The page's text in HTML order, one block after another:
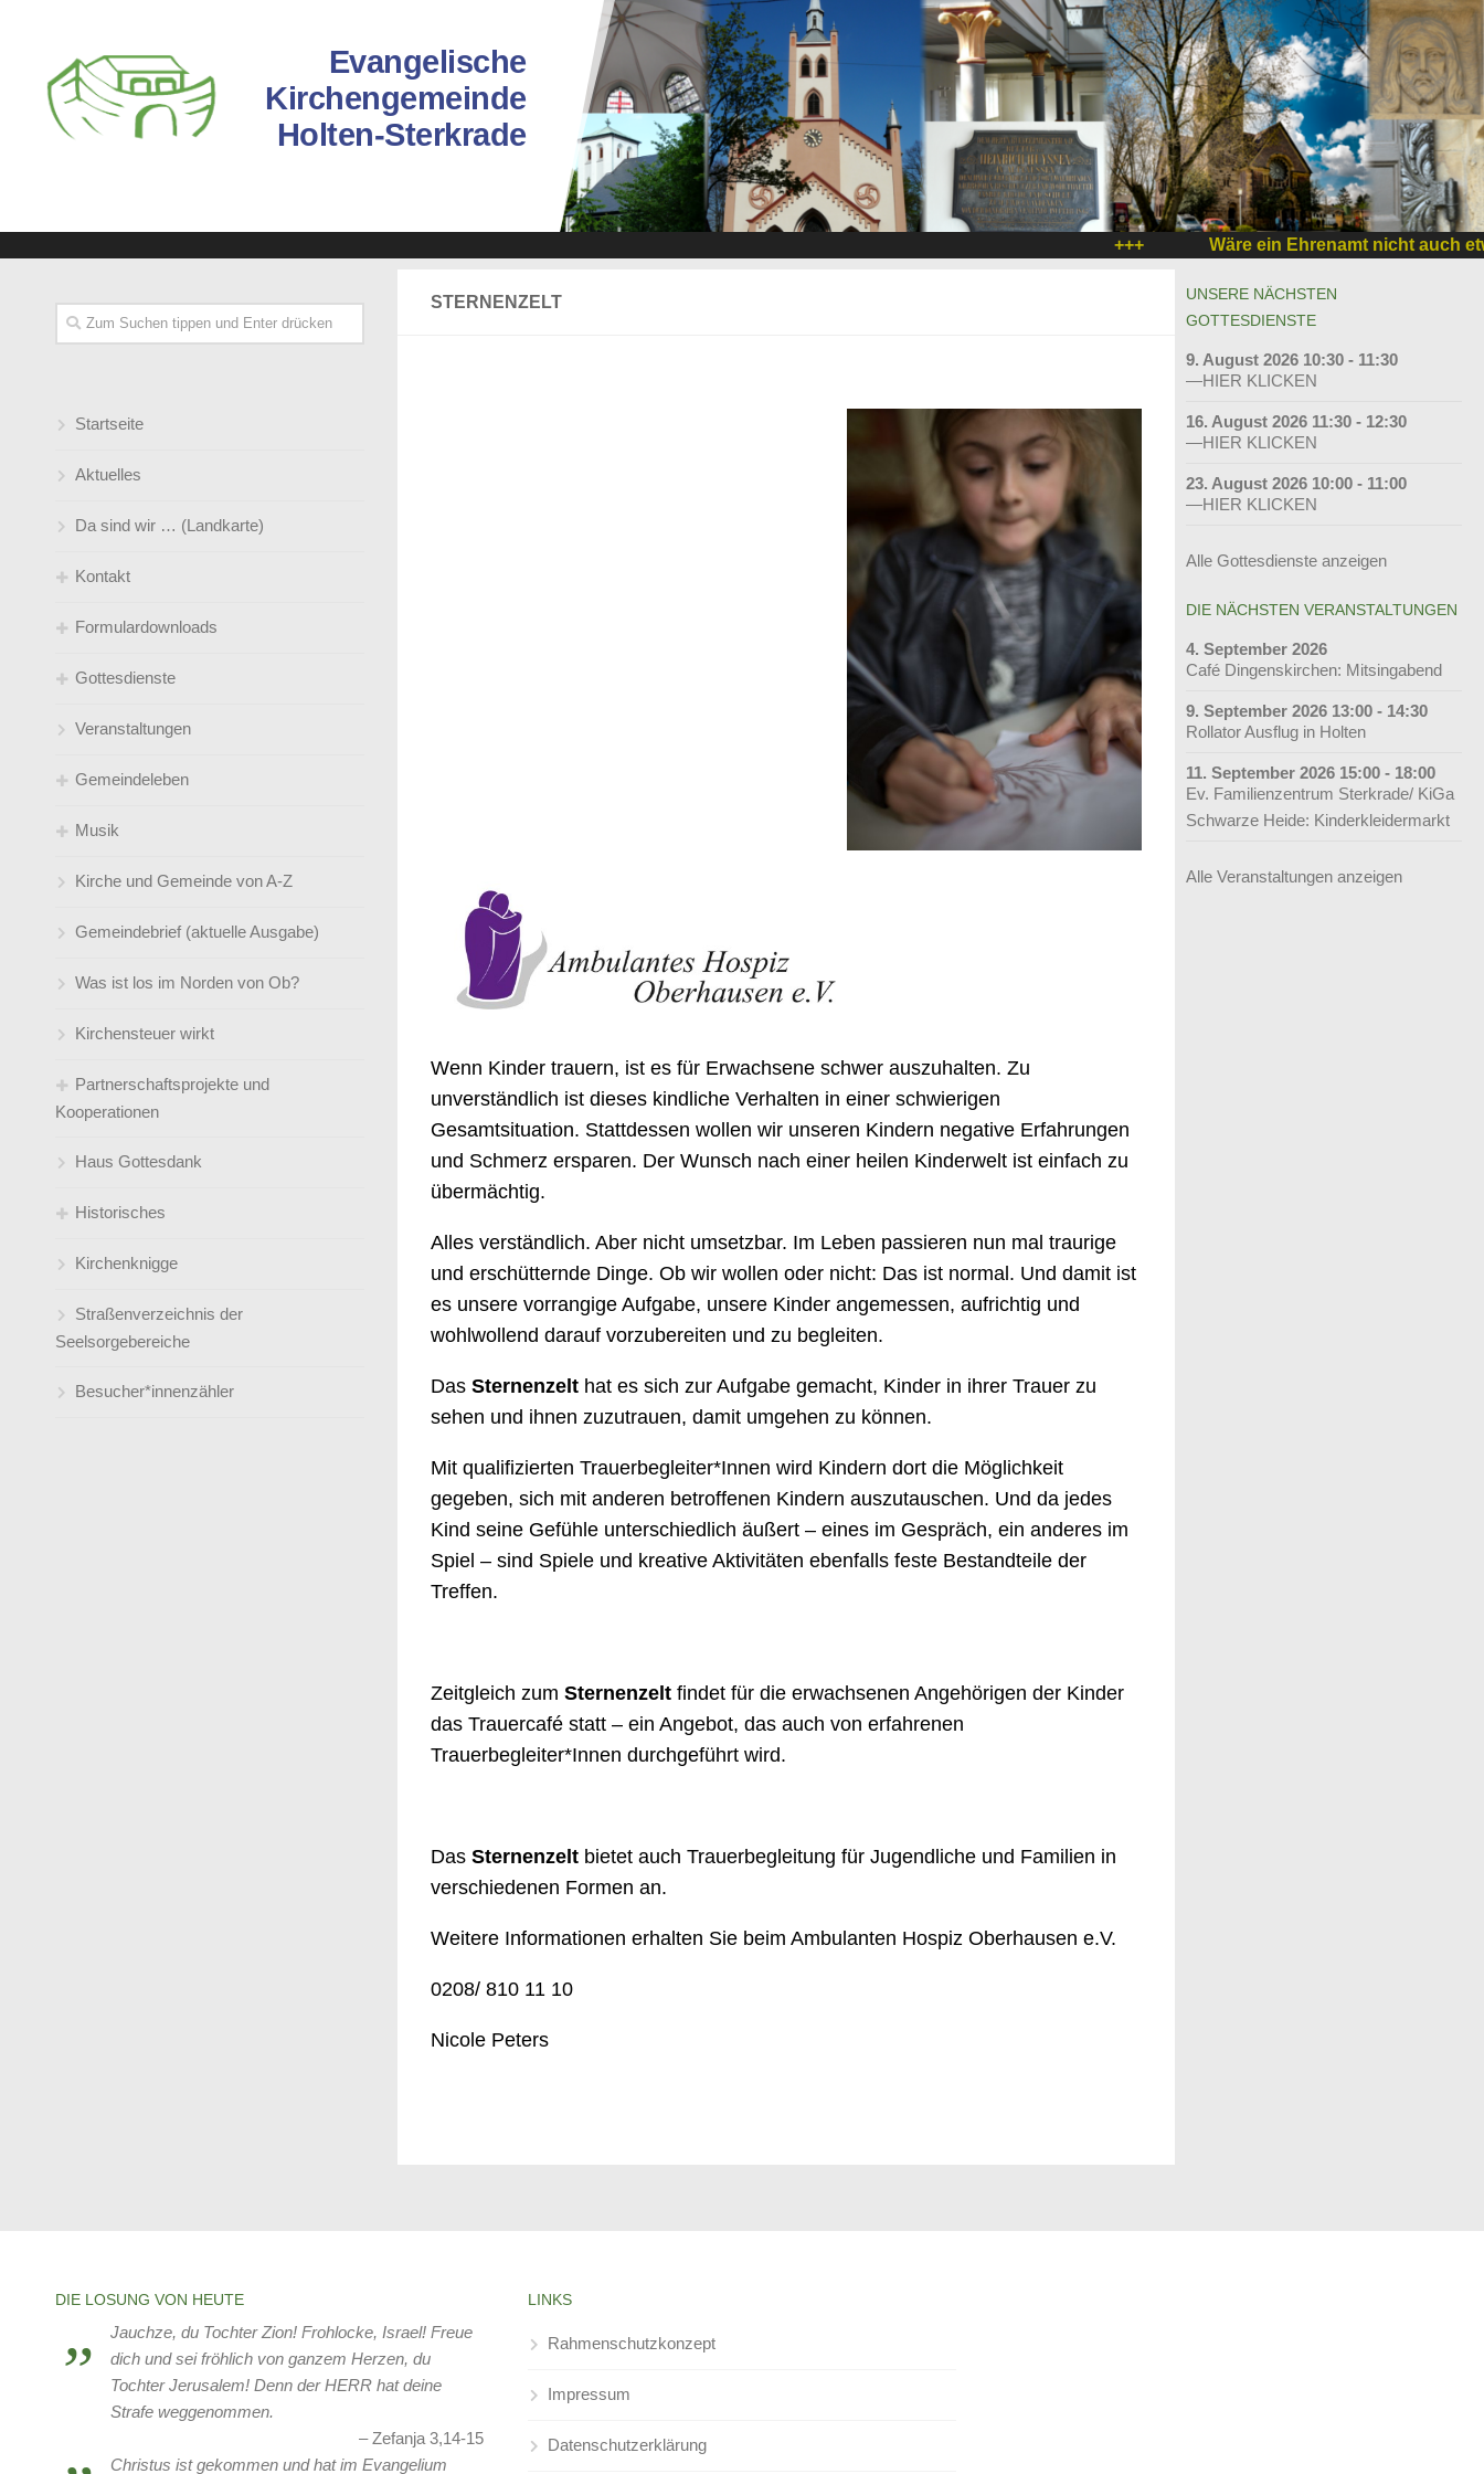
Evangelische
Kirchengemeinde
Holten-Sterkrade
Wäre ein Ehrenamt nicht auch
STERNENZELT
Wenn Kinder trauern, ist es für Erwachsene schwer auszuhalten. Zu
unverständlich ist dieses kindliche Verhalten in einer schwierigen
Gesamtsituation. Stattdessen wollen wir unseren Kindern negative Erfahrungen
und Schmerz ersparen. Der Wunsch nach einer heilen Kinderwelt ist einfach zu
übermächtig.
Alles verständlich. Aber nicht umsetzbar. Im Leben passieren nun mal traurige
und erschütternde Dinge. Ob wir wollen oder nicht: Das ist normal. Und damit ist
es unsere vorrangige Aufgabe, unsere Kinder angemessen, aufrichtig und
wohlwollend darauf vorzubereiten und zu begleiten.
Das Sternenzelt hat es sich zur Aufgabe gemacht, Kinder in ihrer Trauer zu
sehen und ihnen zuzutrauen, damit umgehen zu können.
Mit qualifizierten Trauerbegleiter*Innen wird Kindern dort die Möglichkeit
gegeben, sich mit anderen betroffenen Kindern auszutauschen. Und da jedes
Kind seine Gefühle unterschiedlich äußert – eines im Gespräch, ein anderes im
Spiel – sind Spiele und kreative Aktivitäten ebenfalls feste Bestandteile der
Treffen.
Zeitgleich zum Sternenzelt findet für die erwachsenen Angehörigen der Kinder
das Trauercafé statt – ein Angebot, das auch von erfahrenen
Trauerbegleiter*Innen durchgeführt wird.
Das Sternenzelt bietet auch Trauerbegleitung für Jugendliche und Familien in
verschiedenen Formen an.
Weitere Informationen erhalten Sie beim Ambulanten Hospiz Oberhausen e.V.
0208/ 810 11 10
Nicole Peters
Startseite
Aktuelles
Da sind wir … (Landkarte)
Kontakt
Gemeindebüro
Pfarrer*innen
Küster
Jugendleiter*innen
Kirchenmusik
Kindertageseinrichtungen / Leitungen
Telefonverzeichnis und Mailadressen
Formulardownloads
Kirchen(-wieder-)eintritt
Taufe/ Trauung
Gottesdienste
Gottesdienstübersicht ( Predigtplan)
So feiern wir Gottesdienst
Klingelbeutel- online
Sprüche zur Konfirmation
Veranstaltungen
Gemeindeleben
Angebote für jedes Alter
Umweltgruppe
Satt an der Friki! Ganzjähriges
Steinbrinkstraße
Musik
der Gemeinde
gemeindeverbunden
Kirche und Gemeinde von A-Z
Gemeindebrief (aktuelle Ausgabe)
Was ist los im Norden von Ob?
Kirchensteuer wirkt
Partnerschaftsprojekte und
Kooperationen
Kleidersammlung Bethel
Patenkinder
Männergesangsverein Amicitia e.V.
Schulischer Ganztag (an der
Friedenskirche)
Psychosoziales Gesundheitszentrum
Haus Gottesdank
Historisches
Geschichte unserer drei Kirchen in
Die Glocken von Holten und
Kirchenknigge
Straßenverzeichnis der
Seelsorgebereiche
Besucher*innenzähler
UNSERE NÄCHSTEN
GOTTESDIENSTE
9. August 2026 10:30 - 11:30
—HIER KLICKEN
16. August 2026 11:30 - 12:30
—HIER KLICKEN
23. August 2026 10:00 - 11:00
—HIER KLICKEN
Alle Gottesdienste anzeigen
DIE NÄCHSTEN VERANSTALTUNGEN
4. September 2026
Café Dingenskirchen: Mitsingabend
9. September 2026 13:00 - 14:30
Rollator Ausflug in Holten
11. September 2026 15:00 - 18:00
Ev. Familienzentrum Sterkrade/ KiGa
Schwarze Heide: Kinderkleidermarkt
Alle Veranstaltungen anzeigen
DIE LOSUNG VON HEUTE
Jauchze, du Tochter Zion! Frohlocke, Israel! Freue
dich und sei fröhlich von ganzem Herzen, du
Tochter Jerusalem! Denn der HERR hat deine
Strafe weggenommen.
Zefanja 3,14-15
Christus ist gekommen und hat im Evangelium
LINKS
Rahmenschutzkonzept
Impressum
Datenschutzerklärung